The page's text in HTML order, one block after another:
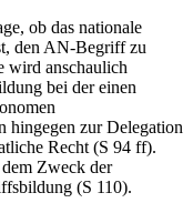
ob das nationale
den AN-Begriff zu
wird anschaulich
bei der einen
hingegen zur Delegation
Recht (S 94 ff).
Zweck der
(S 110).